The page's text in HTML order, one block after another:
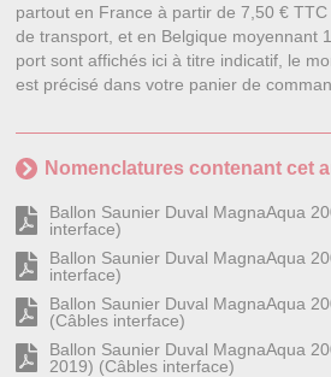
partout en France à partir de 7,50 €
de transport, et en Belgique moyennant
port sont affichés ici à titre indicatif, le
est précisé dans votre panier de
Nomenclatures contenant cet
Ballon Saunier Duval MagnaAqua
interface)
Ballon Saunier Duval MagnaAqua
interface)
Ballon Saunier Duval MagnaAqua
(Câbles interface)
Ballon Saunier Duval MagnaAqua
2019) (Câbles interface)